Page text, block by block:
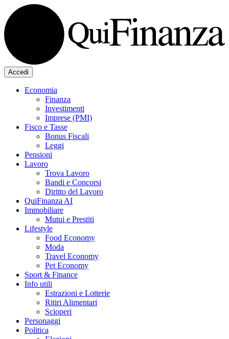
Accedi
Economia
Finanza
Investimenti
Imprese (PMI)
Fisco e Tasse
Bonus Fiscali
Leggi
Pensioni
Lavoro
Trova Lavoro
Bandi e Concorsi
Diritto del Lavoro
QuiFinanza AI
Immobiliare
Mutui e Prestiti
Lifestyle
Food Economy
Moda
Travel Economy
Pet Economy
Sport & Finance
Info utili
Estrazioni e Lotterie
Ritiri Alimentari
Scioperi
Personaggi
Politica